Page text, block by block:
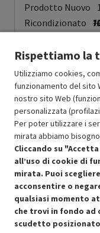
Prodotto Nuovo
Ricondizionato
Approfitta dello
Condizioni generali
Rispettiamo la
Utilizziamo cookies,
funzionamento del sito
nostro sito Web
personalizzata
Per poter utilizzare i
mirata abbiamo
Cliccando su
all’uso di cookie di
mirata. Puoi
acconsentire o
qualsiasi momento
che trovi in fondo ad
scudetto